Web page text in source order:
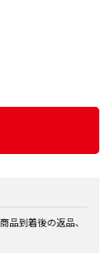
品到着後の返品、